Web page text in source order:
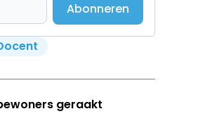
Abonneren
geraakt